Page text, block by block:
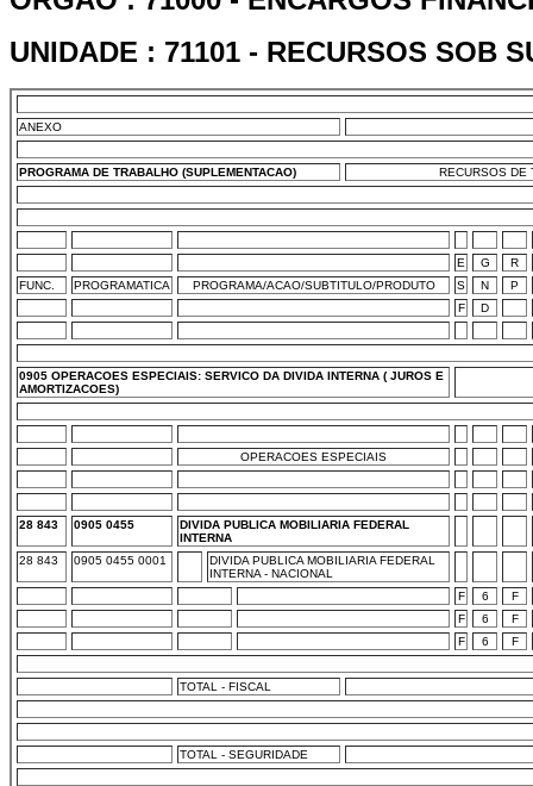
UNIDADE : 71101 - RECURSOS SOB
ANEXO
PROGRAMA DE TRABALHO (SUPLEMENTACAO) RECURSOS DE
E G
R
FUNC.
PROGRAMATICA PROGRAMA/ACAO/SUBTITULO/PRODUTO S N
P
F
D
0905 OPERACOES ESPECIAIS: SERVICO DA DIVIDA INTERNA ( JUROS E
AMORTIZACOES)
OPERACOES ESPECIAIS
28 843 0905 0455
DIVIDA PUBLICA MOBILIARIA FEDERAL
INTERNA
28 843
0905 0455 0001
DIVIDA PUBLICA MOBILIARIA FEDERAL
INTERNA - NACIONAL
F
6
F
F
6
F
F
6 F
TOTAL - FISCAL
TOTAL - SEGURIDADE